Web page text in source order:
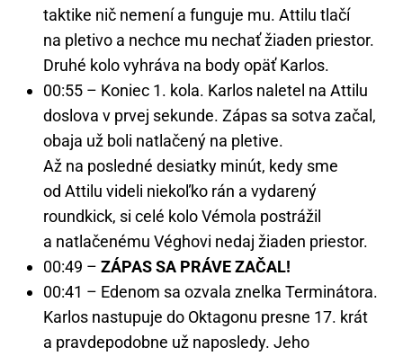
taktike nič nemení a funguje mu. Attilu tlačí
na pletivo a nechce mu nechať žiaden priestor.
Druhé kolo vyhráva na body opäť Karlos.
00:55 – Koniec 1. kola. Karlos naletel na Attilu
doslova v prvej sekunde. Zápas sa sotva začal,
obaja už boli natlačený na pletive.
Až na posledné desiatky minút, kedy sme
od Attilu videli niekoľko rán a vydarený
roundkick, si celé kolo Vémola postrážil
a natlačenému Véghovi nedaj žiaden priestor.
00:49 – ZÁPAS SA PRÁVE ZAČAL!
00:41 – Edenom sa ozvala znelka Terminátora.
Karlos nastupuje do Oktagonu presne 17. krát
a pravdepodobne už naposledy. Jeho